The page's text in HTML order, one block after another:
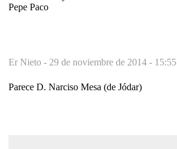
Pepe Paco
Er Nieto - 29 de noviembre de 2014 - 15:55
Parece D. Narciso Mesa (de Jódar)